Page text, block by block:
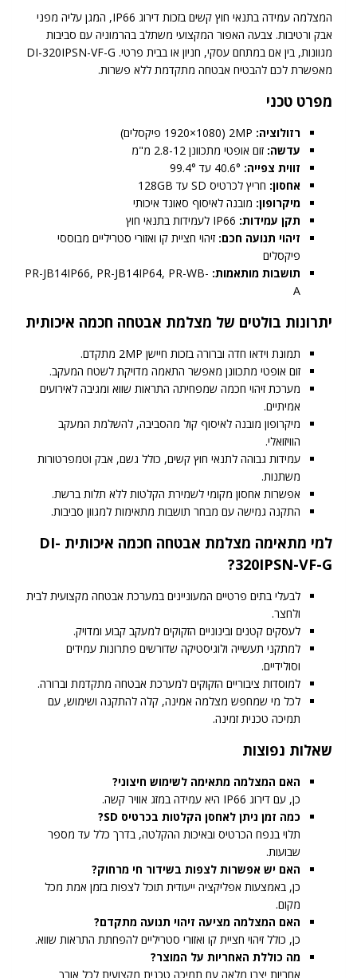
המצלמה עמידה בתנאי חוץ קשים בזכות דירוג IP66, המגן עליה מפני
אבק ורטיבות. צבעה האפור המקצועי משתלב בהרמוניה עם סביבות
מגוונות, בין אם במתחם עסקי, חניון או בבית פרטי. DI-320IPSN-VF-G
מאפשרת לכם להבטיח אבטחה מתקדמת ללא פשרות.
מפרט טכני
רזולוציה:
עדשה: זום אופטי מתכוונן 2.8-12 מ"מ
זווית צפייה:
אחסון: חריץ לכרטיס SD עד 128GB
מיקרופון: מובנה לאיסוף סאונד איכותי
תקן עמידות:
זיהוי תנועה חכם: זיהוי חציית קו ואזורי סטריליים מבוססי
פיקסלים
תושבות מותאמות: PR-JB14IP66, PR-JB14IP64, PR-WB-
A
יתרונות בולטים של מצלמת אבטחה חכמה איכותית
תמונת וידאו חדה וברורה בזכות חיישן 2MP מתקדם.
זום אופטי מתכוונן מאפשר התאמה מדויקת לשטח המעקב.
מערכת זיהוי חכמה שמפחיתה התראות שווא ומגיבה לאירועים
אמיתיים.
מיקרופון מובנה לאיסוף קול מהסביבה, להשלמת המעקב
הוויזואלי.
עמידות גבוהה לתנאי חוץ קשים, כולל גשם, אבק וטמפרטורות
משתנות.
אפשרות אחסון מקומי לשמירת הקלטות ללא תלות ברשת.
התקנה גמישה עם מבחר תושבות מתאימות למגוון סביבות.
למי מתאימה מצלמת אבטחה חכמה איכותית DI-
320IPSN-VF-G?
לבעלי בתים פרטיים המעוניינים במערכת אבטחה מקצועית לבית
ולחצר.
לעסקים קטנים ובינוניים הזקוקים למעקב קבוע ומדויק.
למתקני תעשייה ולוגיסטיקה שדורשים פתרונות עמידים
וסולידיים.
למוסדות ציבוריים הזקוקים למערכת אבטחה מתקדמת וברורה.
לכל מי שמחפש מצלמה אמינה, קלה להתקנה ושימוש, עם
תמיכה טכנית זמינה.
שאלות נפוצות
האם המצלמה מתאימה לשימוש חיצוני?
כן, עם דירוג IP66 היא עמידה במזג אוויר קשה.
כמה זמן ניתן לאחסן הקלטות בכרטיס SD?
תלוי בנפח הכרטיס ובאיכות ההקלטה, בדרך כלל עד מספר
שבועות.
האם יש אפשרות לצפות בשידור חי מרחוק?
כן, באמצעות אפליקציה ייעודית תוכל לצפות בזמן אמת מכל
מקום.
האם המצלמה מציעה זיהוי תנועה מתקדם?
כן, כולל זיהוי חציית קו ואזורי סטריליים להפחתת התראות שווא.
מה כוללת האחריות על המוצר?
אחריות יצרן מלאה עם תמיכה טכנית מקצועית לכל אורך